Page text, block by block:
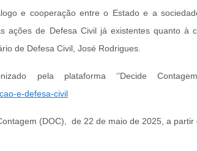
e cooperação entre o Estado e a
ações de Defesa Civil já existentes quanto à
de Defesa Civil, José Rodrigues.
pela plataforma ‘’Decide
e-defesa-civil
(DOC), de 22 de maio de 2025, a partir